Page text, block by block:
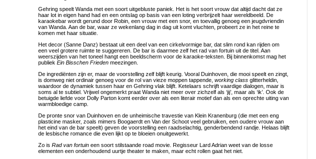
Gehring speelt Wanda met een soort uitgebluste paniek. Het is het soort vrouw dat altijd dacht dat ze
haar lot in eigen hand had en een ontslag op basis van een loting verbrijzelt haar wereldbeeld. De
karaokebar wordt gerund door Robin, een vrouw met een snor, en toevallig genoeg een jeugdvriendin
van Wanda. Aan de bar, waar ze wekenlang dag in dag uit komt vluchten, probeert ze in het reine te
komen met haar situatie.
Het decor (Sanne Danz) bestaat uit een deel van een cirkelvormige bar, dat slim rond kan rijden om
een veel grotere ruimte te suggereren. De bar is daarmee zelf het rad van fortuin uit de titel. Aan
weerszijden van het toneel hangt een beeldscherm voor de karaoke-teksten. Bij binnenkomst mag het
publiek Ein Bisschen Frieden meezingen.
De ingrediënten zijn er, maar de voorstelling zelf blijft keurig. Vooral Duinhoven, die mooi speelt en zingt,
is domweg niet ordinair genoeg voor de rol van vieze moppen tappende, working class glitterheldin,
waardoor de dynamiek tussen haar en Gehring vlak blijft. Ketelaars schrijft vaardige dialogen, maar is
soms al te subtiel. Vrijwel ongemerkt praat Wanda niet meer over zichzelf als ‘jij’, maar als ‘ik’. Ook de
betuigde liefde voor Dolly Parton komt eerder over als een literair motief dan als een oprechte uiting van
warmbloedige camp.
De pronte snor van Duinhoven en de unheimische travestie van Klein Kranenburg (die met een eng
plasticine masker, zoals mimers Boogaerdt en Van der Schoot veel gebruiken, een oudere vrouw aan
het eind van de bar speelt) geven de voorstelling een raadselachtig, genderbendend randje. Helaas blijft
de lesbische romance die even lijkt op te bloeien onuitgewerkt.
Zo is Rad van fortuin een soort stilstaande road movie. Regisseur Lard Adrian weet van de losse
elementen een onderhoudend uurtje theater te maken, maar echt rollen gaat het niet.